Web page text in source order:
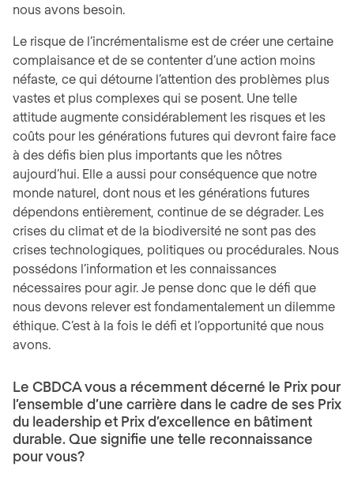
nous avons besoin.
Le risque de l’incrémentalisme est de créer une certaine
complaisance et de se contenter d’une action moins
néfaste, ce qui détourne l’attention des problèmes plus
vastes et plus complexes qui se posent. Une telle
attitude augmente considérablement les risques et les
coûts pour les générations futures qui devront faire face
à des défis bien plus importants que les nôtres
aujourd’hui. Elle a aussi pour conséquence que notre
monde naturel, dont nous et les générations futures
dépendons entièrement, continue de se dégrader. Les
crises du climat et de la biodiversité ne sont pas des
crises technologiques, politiques ou procédurales. Nous
possédons l’information et les connaissances
nécessaires pour agir. Je pense donc que le défi que
nous devons relever est fondamentalement un dilemme
éthique. C’est à la fois le défi et l’opportunité que nous
avons.
Le CBDCA vous a récemment décerné le Prix pour
l’ensemble d’une carrière dans le cadre de ses Prix
du leadership et Prix d’excellence en bâtiment
durable. Que signifie une telle reconnaissance
pour vous?